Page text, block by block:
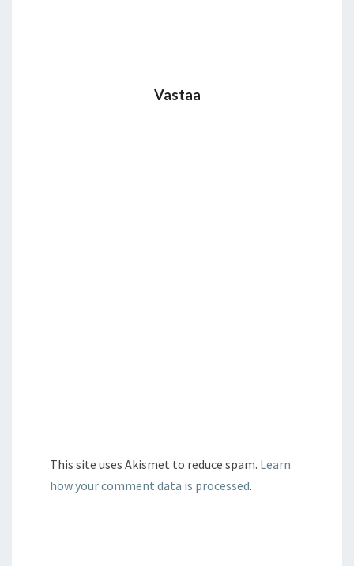
Vastaa
This site uses Akismet to reduce spam. Learn
how your comment data is processed.